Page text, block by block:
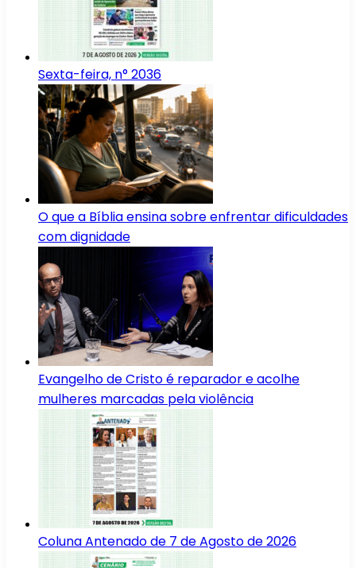
Sexta-feira, n° 2036
O que a Bíblia ensina sobre enfrentar dificuldades
com dignidade
Evangelho de Cristo é reparador e acolhe
mulheres marcadas pela violência
Coluna Antenado de 7 de Agosto de 2026